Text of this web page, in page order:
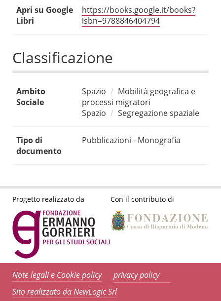
Apri su Google
Libri
https://books.google.it/books?
isbn=9788846404794
Classificazione
Ambito
Sociale
Spazio
Mobilità geografica e
processi migratori
Spazio
Segregazione spaziale
Tipo di
documento
Pubblicazioni - Monografia
Progetto realizzato da Con il contributo di
Note legali e Cookie policy
privacy policy
Sito realizzato da NewLogic Srl